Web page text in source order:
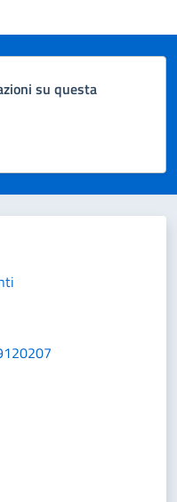
su questa
5